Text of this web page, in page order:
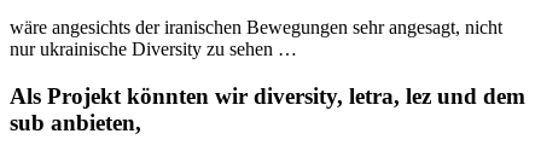
wäre angesichts der iranischen Bewegungen sehr angesagt, nicht
nur ukrainische Diversity zu sehen …
Als Projekt könnten wir diversity, letra, lez und dem
sub anbieten,